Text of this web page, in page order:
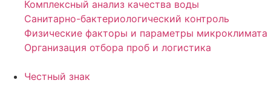
Комплексный анализ качества воды
Санитарно-бактериологический контроль
Физические факторы и параметры микроклимата
Организация отбора проб и логистика
Честный знак